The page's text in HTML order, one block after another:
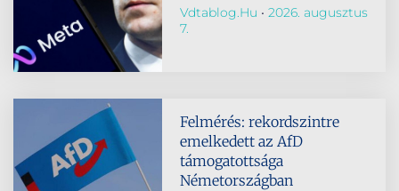
Vdtablog.hu
2026. augusztus
7.
Felmérés: rekordszintre
emelkedett az AfD
támogatottsága
Németországban